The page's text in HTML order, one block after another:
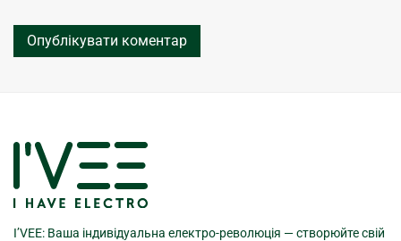
I’VEE: Ваша індивідуальна електро-революція — створюйте свій